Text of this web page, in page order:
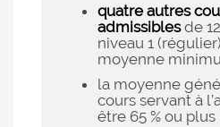
quatre autres
admissiblesde 12
niveau 1
moyenne
la moyenne
cours servant à
être 65 % ou plus